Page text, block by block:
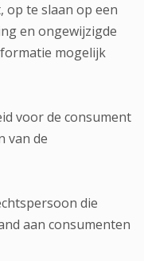
op te slaan op een
en ongewijzigde
mogelijk
voor de consument
van de
die
aan consumenten